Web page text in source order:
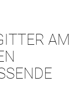
AM